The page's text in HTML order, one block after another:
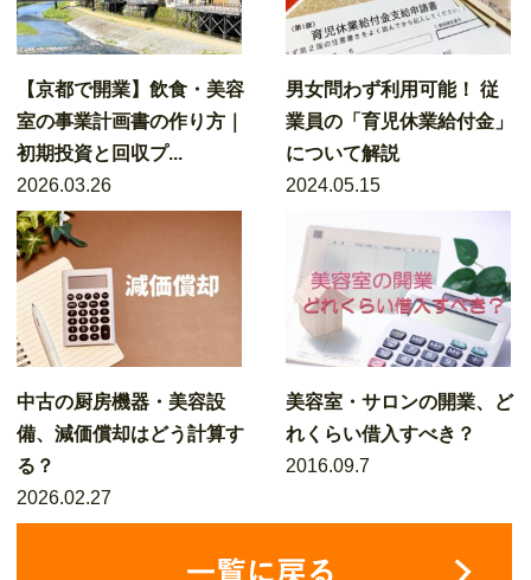
【京都で開業】飲食・美容
室の事業計画書の作り方｜
初期投資と回収プ...
2026.03.26
男女問わず利用可能！ 従
業員の「育児休業給付金」
について解説
2024.05.15
中古の厨房機器・美容設
備、減価償却はどう計算す
る？
2026.02.27
美容室・サロンの開業、ど
れくらい借入すべき？
2016.09.7